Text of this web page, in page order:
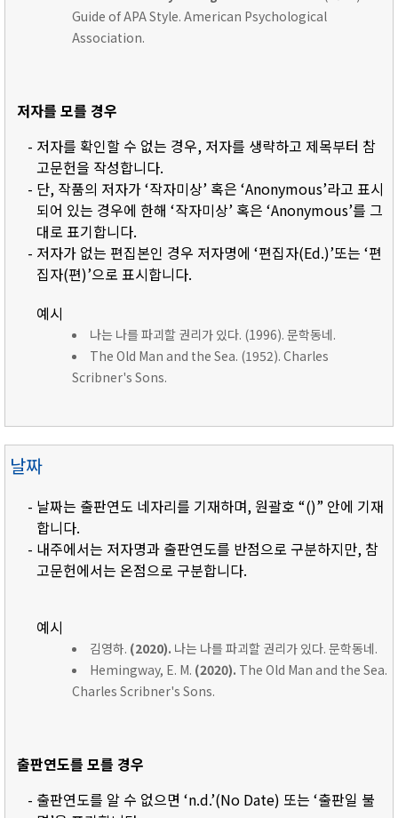
Guide of APA Style. American Psychological
Association.
저자를 모를 경우
- 저자를 확인할 수 없는 경우, 저자를 생략하고 제목부터 참
고문헌을 작성합니다.
- 단, 작품의 저자가 ‘작자미상’ 혹은 ‘Anonymous’라고 표시
되어 있는 경우에 한해 ‘작자미상’ 혹은 ‘Anonymous’를 그
대로 표기합니다.
- 저자가 없는 편집본인 경우 저자명에 ‘편집자(Ed.)’또는 ‘편
집자(편)’으로 표시합니다.
예시
나는 나를 파괴할 권리가 있다. (1996). 문학동네.
The Old Man and the Sea. (1952). Charles
Scribner's Sons.
날짜
- 날짜는 출판연도 네자리를 기재하며, 원괄호 “()” 안에 기재
합니다.
- 내주에서는 저자명과 출판연도를 반점으로 구분하지만, 참
고문헌에서는 온점으로 구분합니다.
예시
김영하. (2020). 나는 나를 파괴할 권리가 있다. 문학동네.
Hemingway, E. M. (2020). The Old Man and the Sea.
Charles Scribner's Sons.
출판연도를 모를 경우
- 출판연도를 알 수 없으면 ‘n.d.’(No Date) 또는 ‘출판일 불